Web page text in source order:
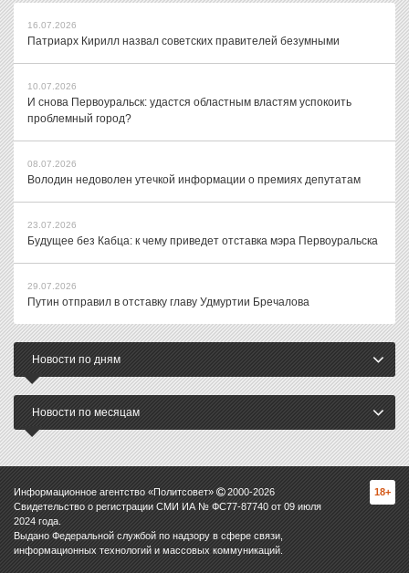
16.07.2026
Патриарх Кирилл назвал советских правителей безумными
10.07.2026
И снова Первоуральск: удастся областным властям успокоить
проблемный город?
08.07.2026
Володин недоволен утечкой информации о премиях депутатам
23.07.2026
Будущее без Кабца: к чему приведет отставка мэра Первоуральска
29.07.2026
Путин отправил в отставку главу Удмуртии Бречалова
Новости по дням
Новости по месяцам
Информационное агентство «Политсовет» 2000-2026
Свидетельство о регистрации СМИ ИА № ФС77-87740 от 09 июля
2024 года.
Выдано Федеральной службой по надзору в сфере связи,
информационных технологий и массовых коммуникаций.
18+